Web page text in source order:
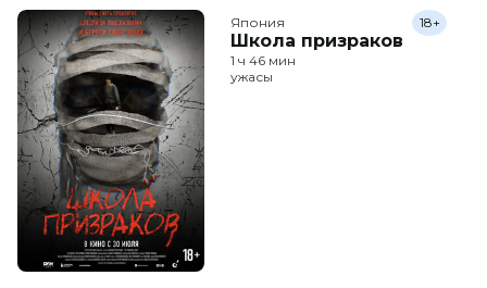
Япония
Школа призраков
18+
1 ч 46 мин
ужасы